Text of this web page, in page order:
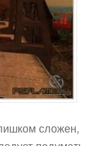
сложен,